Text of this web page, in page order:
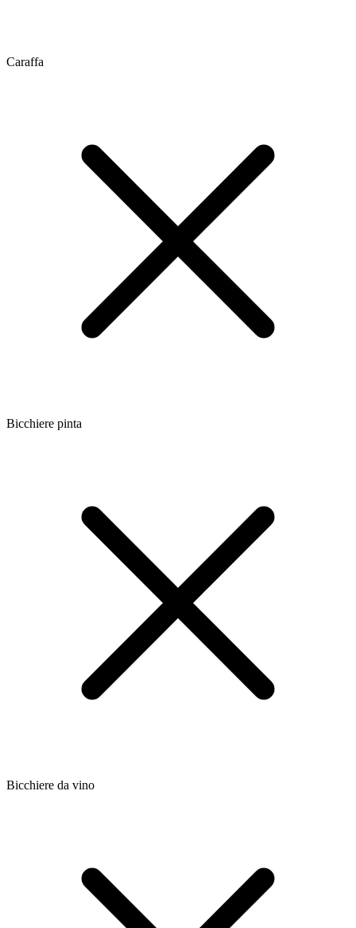
Caraffa
Bicchiere pinta
Bicchiere da vino